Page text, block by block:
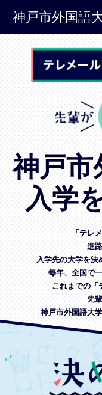
神戸市外国語
神戸市
入学
「テレ
進
入学先の大学を決
毎年、全国で
これまでの「
先
神戸市外国語大